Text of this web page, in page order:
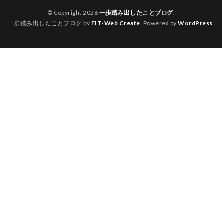
© Copyright 2026 一歩踏み出したことブログ.
一歩踏み出したことブログ by FIT-Web Create . Powered byWordPress